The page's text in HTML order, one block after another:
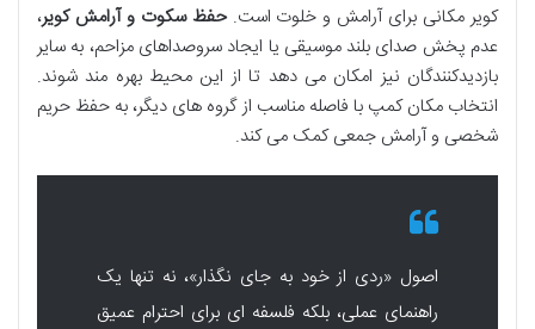
کویر مکانی برای آرامش و خلوت است.حفظ سکوت و آرامش کویر،
عدم پخش صدای بلند موسیقی یا ایجاد سروصداهای مزاحم، به سایر
بازدیدکنندگان نیز امکان می دهد تا از این محیط بهره مند شوند.
انتخاب مکان کمپ با فاصله مناسب از گروه های دیگر، به حفظ حریم
شخصی و آرامش جمعی کمک می کند.
اصول «ردی از خود به جای نگذار»، نه تنها یک
راهنمای عملی، بلکه فلسفه ای برای احترام عمیق